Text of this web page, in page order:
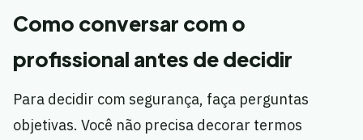
Como conversar com o
profissional antes de decidir
Para decidir com segurança, faça perguntas
objetivas. Você não precisa decorar termos